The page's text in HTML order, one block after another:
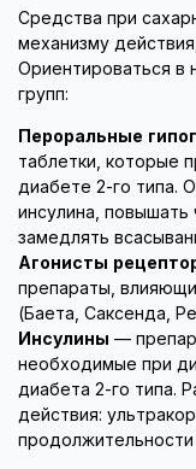
Средства при
механизму
Ориентироваться в
групп:
Пероральные
таблетки, которые
диабете 2-го типа.
инсулина, повышать
замедлять
Агонисты
препараты,
(Баета, Саксенда,
Инсулины —
необходимые при
диабета 2-го типа.
действия:
продолжительности